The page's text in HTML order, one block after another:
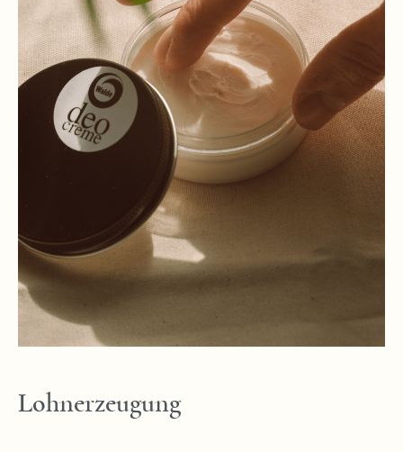
Lohnerzeugung